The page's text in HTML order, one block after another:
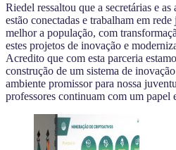
Riedel ressaltou que a secretárias e
estão conectadas e trabalham em
melhor a população, com
estes projetos de inovação e
Acredito que com esta parceria
construção de um sistema de
ambiente promissor para nossa
professores continuam com um papel